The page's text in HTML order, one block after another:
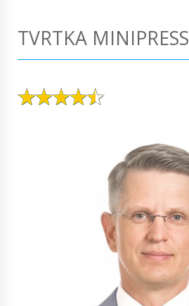
TVRTKA MINIPRESS